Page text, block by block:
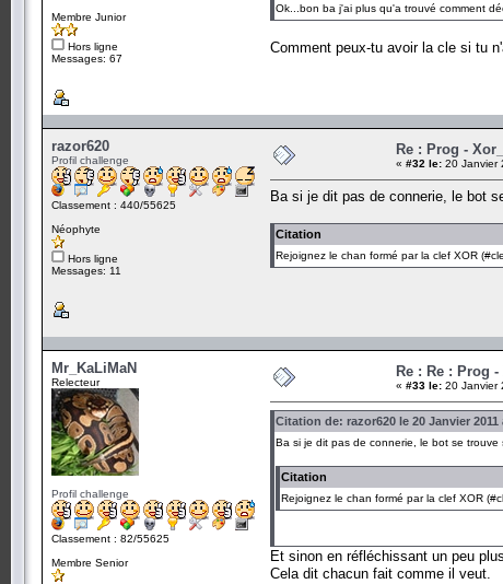
Membre Junior
Hors ligne
Messages: 67
Ok...bon ba j'ai plus qu'a trouvé comment
Comment peux-tu avoir la cle si tu
razor620
Profil challenge
Classement : 440/55625
Néophyte
Hors ligne
Messages: 11
Re : Prog -
« #32 le: 20 Janvier
Ba si je dit pas de connerie, le bot
Citation
Rejoignez le chan formé par la clef XOR
Mr_KaLiMaN
Relecteur
Profil challenge
Classement : 82/55625
Membre Senior
Re : Re : Prog
« #33 le: 20 Janvier
Citation de: razor620 le 20 Janvier 2011
Ba si je dit pas de connerie, le bot se trouve
Citation
Rejoignez le chan formé par la clef XOR
Et sinon en réfléchissant un peu
Cela dit chacun fait comme il veut.